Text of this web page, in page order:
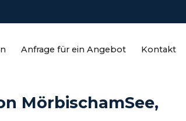
Anfrage für ein Angebot Kontakt
MörbischamSee,